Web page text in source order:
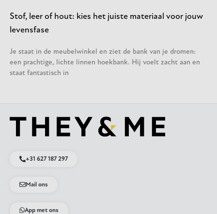
Stof, leer of hout: kies het juiste materiaal voor jouw
levensfase
Je staat in de meubelwinkel en ziet de bank van je dromen:
een prachtige, lichte linnen hoekbank. Hij voelt zacht aan en
staat fantastisch in
+31 627 187 297
Mail ons
App met ons